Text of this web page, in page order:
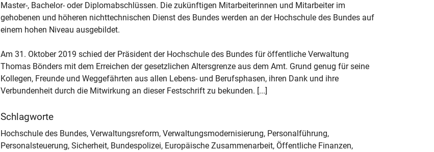
Master-, Bachelor- oder Diplomabschlüssen. Die zukünftigen Mitarbeiterinnen und Mitarbeiter im
gehobenen und höheren nichttechnischen Dienst des Bundes werden an der Hochschule des Bundes auf
einem hohen Niveau ausgebildet.
Am 31. Oktober 2019 schied der Präsident der Hochschule des Bundes für öffentliche Verwaltung
Thomas Bönders mit dem Erreichen der gesetzlichen Altersgrenze aus dem Amt. Grund genug für seine
Kollegen, Freunde und Weggefährten aus allen Lebens- und Berufsphasen, ihren Dank und ihre
Verbundenheit durch die Mitwirkung an dieser Festschrift zu bekunden. [...]
Schlagworte
Hochschule des Bundes, Verwaltungsreform, Verwaltungsmodernisierung, Personalführung,
Personalsteuerung, Sicherheit, Bundespolizei, Europäische Zusammenarbeit, Öffentliche Finanzen,